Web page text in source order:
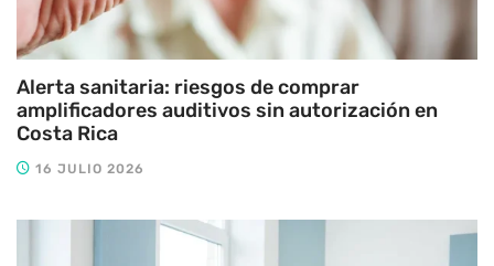
Alerta sanitaria: riesgos de comprar
amplificadores auditivos sin autorización en
Costa Rica
16 JULIO 2026